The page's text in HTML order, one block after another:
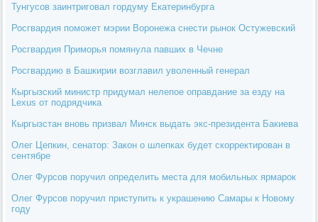
Тунгусов заинтриговал гордуму Екатеринбурга
Росгвардия поможет мэрии Воронежа снести рынок Остужевский
Росгвардия Приморья помянула павших в Чечне
Росгвардию в Башкирии возглавил уволенный генерал
Кыргызский министр придумал нелепое оправдание за езду на
Lexus от подрядчика
Кыргызстан вновь призвал Минск выдать экс-президента Бакиева
Олег Цепкин, сенатор: Закон о шлепках будет скорректирован в
сентябре
Олег Фурсов поручил определить места для мобильных ярмарок
Олег Фурсов поручил приступить к украшению Самары к Новому
году